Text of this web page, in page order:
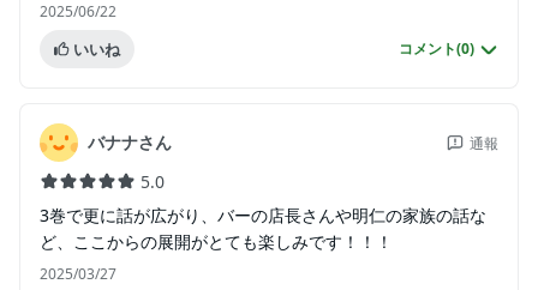
2025/06/22
いいね コメント(0)
バナナさん 通報
5.0
3巻で更に話が広がり、バーの店長さんや明仁の家族の話な
ど、ここからの展開がとても楽しみです！！！
2025/03/27